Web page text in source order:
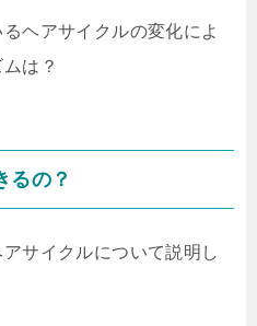
ヘアサイクルの変化によ
は？
るの？
サイクルについて説明し